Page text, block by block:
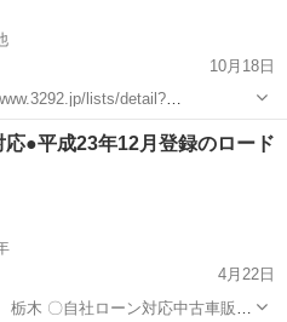
10月18日
lists/detail?
案内もで...
ー オープンカー
応●平成23年12月登録のロード
4月22日
古車販売